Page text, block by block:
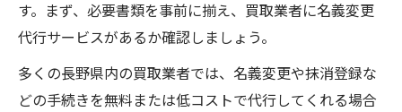
す。まず、必要書類を事前に揃え、買取業者に名義変更
代行サービスがあるか確認しましょう。
多くの長野県内の買取業者では、名義変更や抹消登録な
どの手続きを無料または低コストで代行してくれる場合